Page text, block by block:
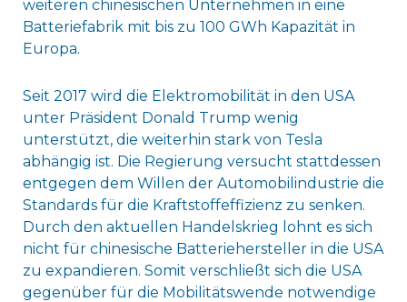
weiteren chinesischen Unternehmen in eine
Batteriefabrik mit bis zu 100 GWh Kapazität in
Europa.
Seit 2017 wird die Elektromobilität in den USA
unter Präsident Donald Trump wenig
unterstützt, die weiterhin stark von Tesla
abhängig ist. Die Regierung versucht stattdessen
entgegen dem Willen der Automobilindustrie die
Standards für die Kraftstoffeffizienz zu senken.
Durch den aktuellen Handelskrieg lohnt es sich
nicht für chinesische Batteriehersteller in die USA
zu expandieren. Somit verschließt sich die USA
gegenüber für die Mobilitätswende notwendige